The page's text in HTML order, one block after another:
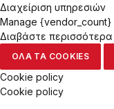
Διαχείριση υπηρεσιών
Manage {vendor_count}
Διαβάστε
ΟΛΑ ΤΑ COOKIES
Cookie policy
Cookie policy